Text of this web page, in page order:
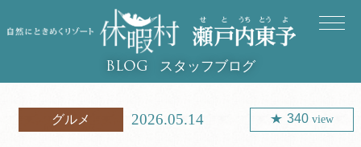
BLOG スタッフブログ
グルメ 2026.05.14 340 view